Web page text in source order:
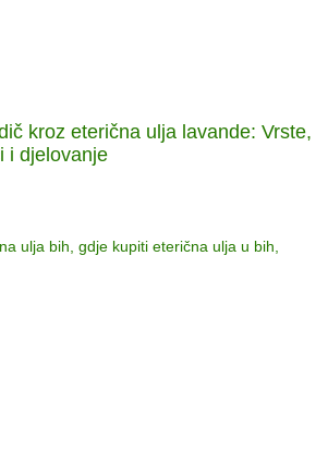
kroz eterična ulja lavande: Vrste,
i djelovanje